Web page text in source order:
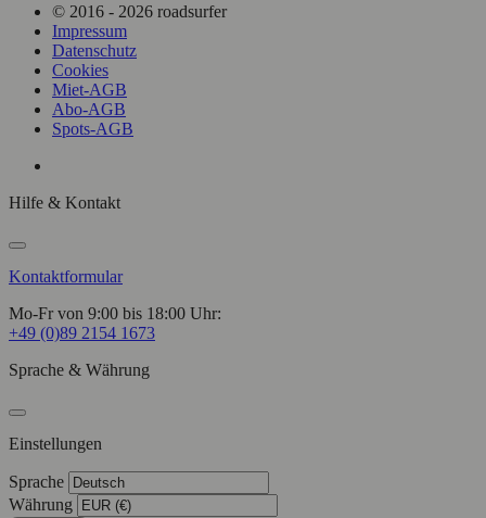
© 2016 - 2026 roadsurfer
Impressum
Datenschutz
Cookies
Miet-AGB
Abo-AGB
Spots-AGB
Hilfe & Kontakt
Kontaktformular
Mo-Fr von 9:00 bis 18:00 Uhr:
+49 (0)89 2154 1673
Sprache & Währung
Einstellungen
Sprache
Währung